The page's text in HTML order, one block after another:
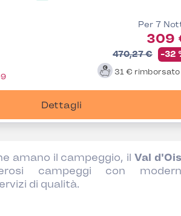
Per 7
309
470,27 € -32
31 € rimborsato
Dettagli
amano il campeggio, ilVal
campeggi con
di qualità.